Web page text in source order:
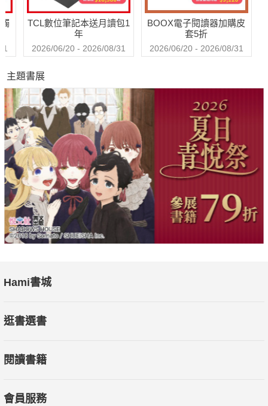
TCL數位筆記本送月讀包1
年
2026/06/20 - 2026/08/31
BOOX電子閱讀器加購皮
套5折
2026/06/20 - 2026/08/31
主題書展
Hami書城
逛書選書
閱讀書籍
會員服務